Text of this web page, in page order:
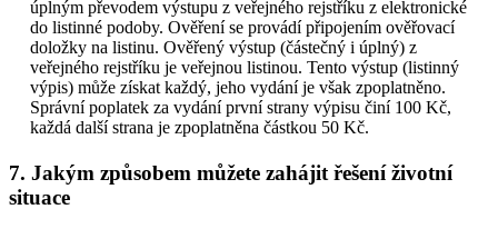
úplným převodem výstupu z veřejného rejstříku z elektronické
do listinné podoby. Ověření se provádí připojením ověřovací
doložky na listinu. Ověřený výstup (částečný i úplný) z
veřejného rejstříku je veřejnou listinou. Tento výstup (listinný
výpis) může získat každý, jeho vydání je však zpoplatněno.
Správní poplatek za vydání první strany výpisu činí 100 Kč,
každá další strana je zpoplatněna částkou 50 Kč.
7. Jakým způsobem můžete zahájit řešení životní
situace